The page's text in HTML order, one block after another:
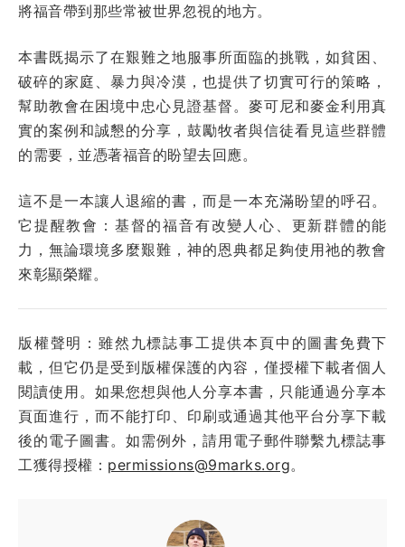
將福音帶到那些常被世界忽視的地方。
本書既揭示了在艱難之地服事所面臨的挑戰，如貧困、
破碎的家庭、暴力與冷漠，也提供了切實可行的策略，
幫助教會在困境中忠心見證基督。麥可尼和麥金利用真
實的案例和誠懇的分享，鼓勵牧者與信徒看見這些群體
的需要，並憑著福音的盼望去回應。
這不是一本讓人退縮的書，而是一本充滿盼望的呼召。
它提醒教會：基督的福音有改變人心、更新群體的能
力，無論環境多麼艱難，神的恩典都足夠使用祂的教會
來彰顯榮耀。
版權聲明：雖然九標誌事工提供本頁中的圖書免費下
載，但它仍是受到版權保護的內容，僅授權下載者個人
閱讀使用。如果您想與他人分享本書，只能通過分享本
頁面進行，而不能打印、印刷或通過其他平台分享下載
後的電子圖書。如需例外，請用電子郵件聯繫九標誌事
工獲得授權： permissions@9marks.org。